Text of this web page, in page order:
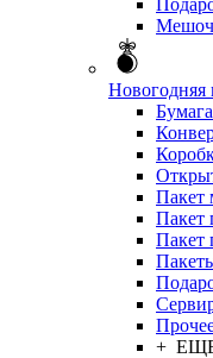
Новогодняя
Пакет
Пакет
Пакет
+